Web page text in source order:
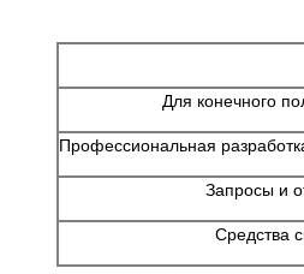
Для конечного
Профессиональная
Запросы и
Средства